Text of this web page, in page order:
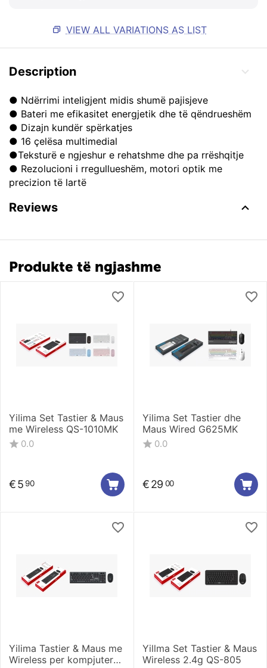
VIEW ALL VARIATIONS AS LIST
Description
● Ndërrimi inteligjent midis shumë pajisjeve
● Bateri me efikasitet energjetik dhe të qëndrueshëm
● Dizajn kundër spërkatjes
● 16 çelësa multimedial
●Teksturë e ngjeshur e rehatshme dhe pa rrëshqitje
● Rezolucioni i rregullueshëm, motori optik me
precizion të lartë
Reviews
Produkte të ngjashme
Yilima Set Tastier & Maus
me Wireless QS-1010MK
0.0
€5 90
Yilima Set Tastier dhe
Maus Wired G625MK
0.0
€29 00
Yilima Tastier & Maus me
Wireless per kompjuter
Yillma Set Tastier & Maus
Wireless 2.4g QS-805